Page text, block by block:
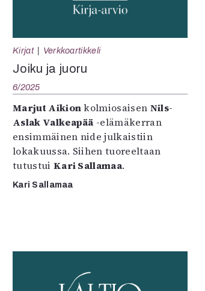
Kirjat Verkkoartikkeli
Joiku ja juoru
6/2025
Marjut Aikionkolmiosaisen Nils-
Aslak Valkeapää -elämäkerran
ensimmäinen nide julkaistiin
lokakuussa. Siihen tuoreeltaan
tutustui Kari Sallamaa.
Kari Sallamaa